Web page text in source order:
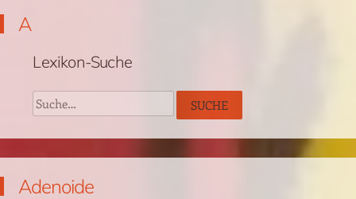
A
Lexikon-Suche
Suche SUCHE
Adenoide